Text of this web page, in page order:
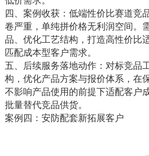
四、案例收获：低端性价比赛道竞
卷严重，单纯拼价格无利润空间。
品、优化工艺结构，打造高性价比
匹配成本型客户需求。
五、后续服务落地动作：对标竞品
构，优化产品方案与报价体系，在
不影响产品使用的前提下适配客户
批量替代竞品供货。
案例四：安防配套新拓展客户